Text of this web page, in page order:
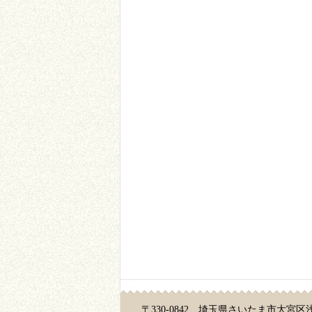
〒330-0842 埼玉県さいたま市大宮区